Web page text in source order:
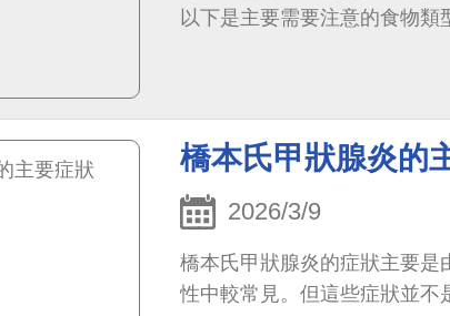
以下是主要需要注意的食物類
橋本氏甲狀腺炎的
2026/3/9
橋本氏甲狀腺炎的症狀主要是
性中較常見。但這些症狀並不